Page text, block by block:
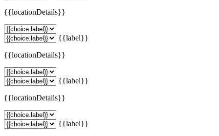
{{locationDetails}}
{{label}}
{{locationDetails}}
{{label}}
{{locationDetails}}
{{label}}